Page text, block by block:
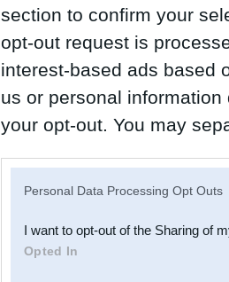
section to confirm your
opt-out request is
interest-based ads based
us or personal
your opt-out. You may
Downstream Participants
third parties.
Personal Data Processing Opt Outs
I want to opt-out of the Sharing of
Opted In